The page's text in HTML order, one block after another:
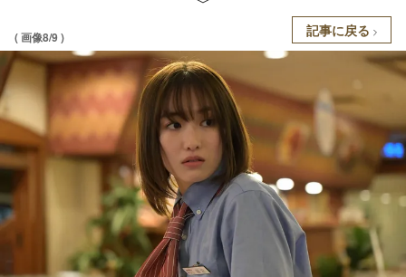
( 画像8/9 ) 記事に戻る